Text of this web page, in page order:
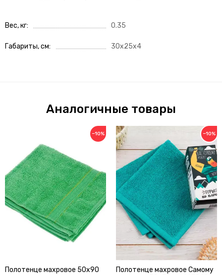
Вес, кг 0.35
Габариты, см 30x25x4
Аналогичные товары
−10%
Полотенце махровое 50х90
−10%
Полотенце махровое Самому